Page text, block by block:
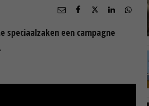
speciaalzaken een campagne